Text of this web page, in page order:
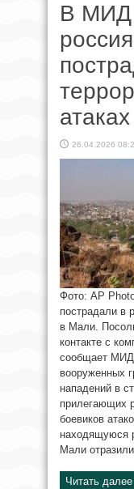
В МИД
26.04.2026
Фото: AP
пострадали в
в Мали.
контакте с
сообщает МИД
вооруженных
нападений в
прилегающих
боевиков
находящуюся
Мали
Читать